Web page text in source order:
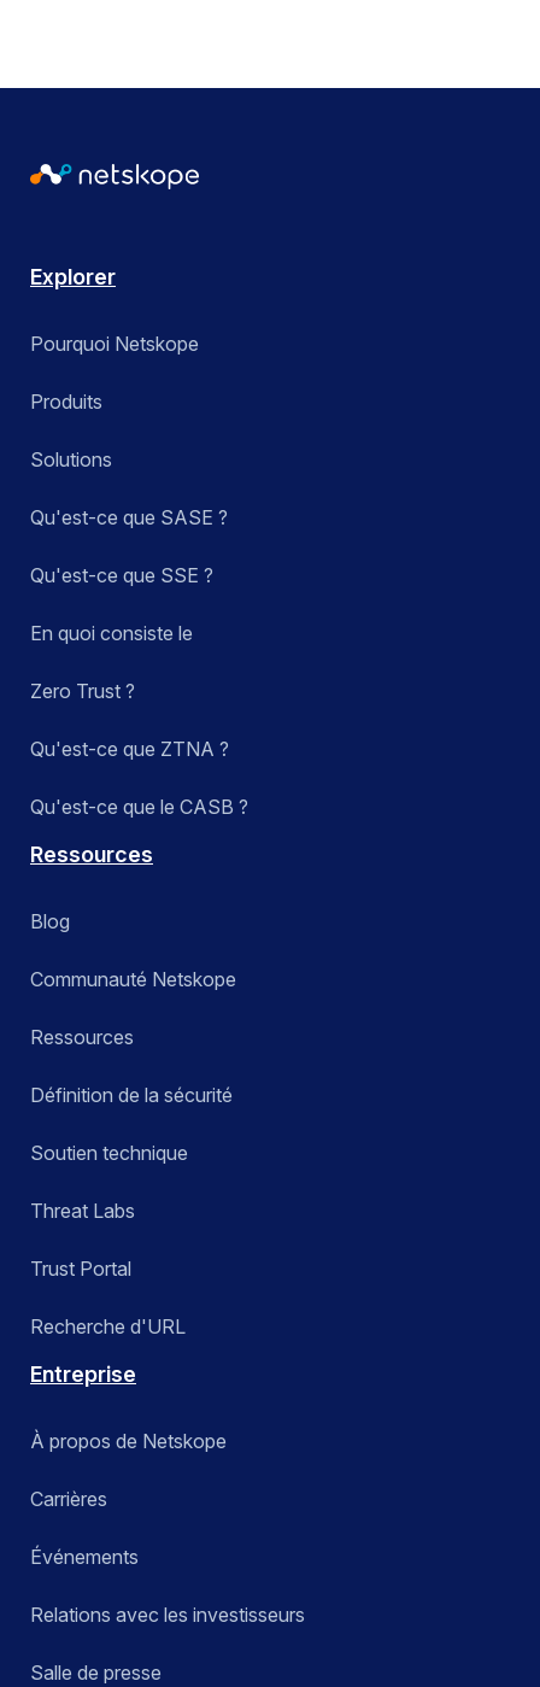
Explorer
Pourquoi Netskope
Produits
Solutions
Qu'est-ce que SASE ?
Qu'est-ce que SSE ?
En quoi consiste le
Zero Trust ?
Qu'est-ce que ZTNA ?
Qu'est-ce que le CASB ?
Ressources
Blog
Communauté Netskope
Ressources
Définition de la sécurité
Soutien technique
Threat Labs
Trust Portal
Recherche d'URL
Entreprise
À propos de Netskope
Carrières
Événements
Relations avec les investisseurs
Salle de presse